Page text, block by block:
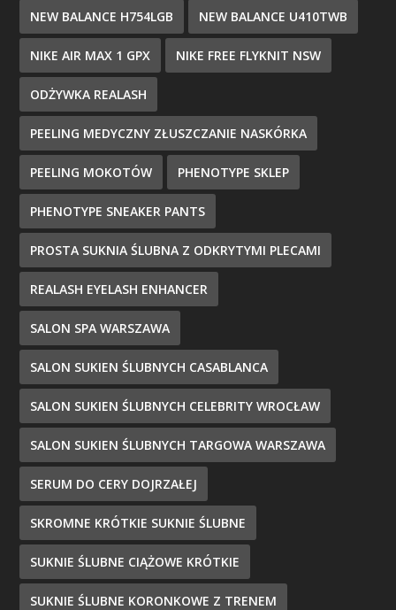
NEW BALANCE H754LGB NEW BALANCE U410TWB
NIKE AIR MAX 1 GPX NIKE FREE FLYKNIT NSW
ODŻYWKA REALASH
PEELING MEDYCZNY ZŁUSZCZANIE NASKÓRKA
PEELING MOKOTÓW PHENOTYPE SKLEP
PHENOTYPE SNEAKER PANTS
PROSTA SUKNIA ŚLUBNA Z ODKRYTYMI PLECAMI
REALASH EYELASH ENHANCER
SALON SPA WARSZAWA
SALON SUKIEN ŚLUBNYCH CASABLANCA
SALON SUKIEN ŚLUBNYCH CELEBRITY WROCŁAW
SALON SUKIEN ŚLUBNYCH TARGOWA WARSZAWA
SERUM DO CERY DOJRZAŁEJ
SKROMNE KRÓTKIE SUKNIE ŚLUBNE
SUKNIE ŚLUBNE CIĄŻOWE KRÓTKIE
SUKNIE ŚLUBNE KORONKOWE Z TRENEM